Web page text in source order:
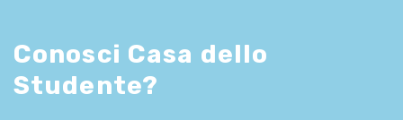
Conosci Casa dello
Studente?